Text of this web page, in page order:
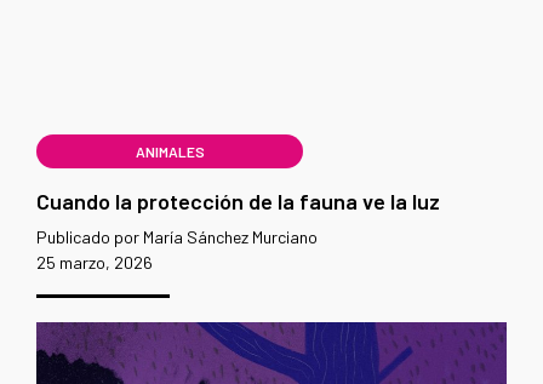
ANIMALES
Cuando la protección de la fauna ve la luz
Publicado por María Sánchez Murciano
25 marzo, 2026